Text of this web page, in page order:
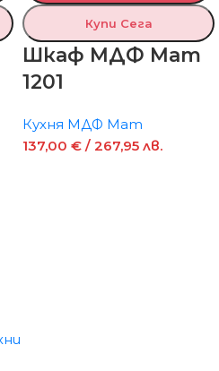
Купи Сега
Шкаф МДФ Мат
1201
Кухня МДФ Мат
137,00 € / 267,95 лв.